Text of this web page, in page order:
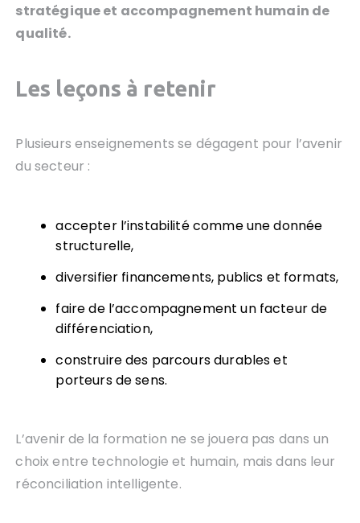
stratégique et accompagnement humain de
qualité.
Les leçons à retenir
Plusieurs enseignements se dégagent pour l’avenir
du secteur :
accepter l’instabilité comme une donnée
structurelle,
diversifier financements, publics et formats,
faire de l’accompagnement un facteur de
différenciation,
construire des parcours durables et
porteurs de sens.
L’avenir de la formation ne se jouera pas dans un
choix entre technologie et humain, mais dans leur
réconciliation intelligente.